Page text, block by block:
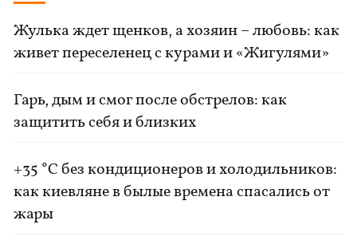
Жулька ждет щенков, а хозяин – любовь: как
живет переселенец с курами и «Жигулями»
Гарь, дым и смог после обстрелов: как
защитить себя и близких
+35 °C без кондиционеров и холодильников:
как киевляне в былые времена спасались от
жары